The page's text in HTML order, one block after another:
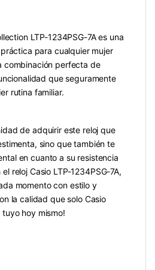
LTP-1234PSG-7A es una
para cualquier mujer
combinación perfecta de
que seguramente
rutina familiar.
de adquirir este reloj que
sino que también te
en cuanto a su resistencia
reloj Casio LTP-1234PSG-7A,
momento con estilo y
la calidad que solo Casio
tuyo hoy mismo!